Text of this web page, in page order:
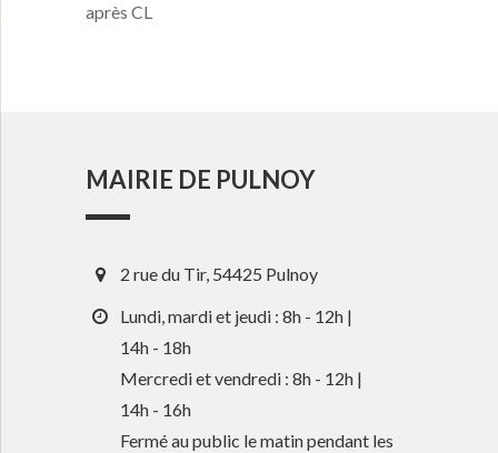
après CL
MAIRIE DE PULNOY
2 rue du Tir, 54425 Pulnoy
Lundi, mardi et jeudi : 8h - 12h |
14h - 18h
Mercredi et vendredi : 8h - 12h |
14h - 16h
Fermé au public le matin pendant les